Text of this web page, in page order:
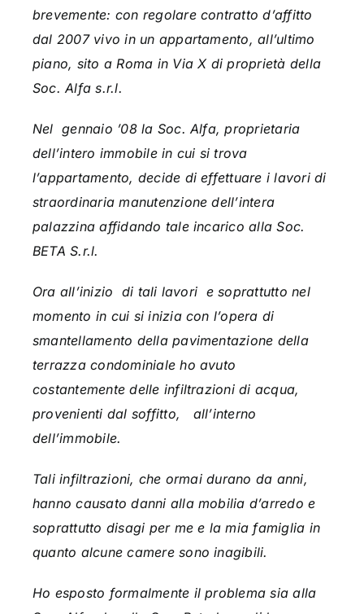
brevemente: con regolare contratto d’affitto
dal 2007 vivo in un appartamento, all’ultimo
piano, sito a Roma in Via X di proprietà della
Soc. Alfa s.r.l.
Nel gennaio ’08 la Soc. Alfa, proprietaria
dell’intero immobile in cui si trova
l’appartamento, decide di effettuare i lavori di
straordinaria manutenzione dell’intera
palazzina affidando tale incarico alla Soc.
BETA S.r.l.
Ora all’inizio di tali lavori e soprattutto nel
momento in cui si inizia con l’opera di
smantellamento della pavimentazione della
terrazza condominiale ho avuto
costantemente delle infiltrazioni di acqua,
provenienti dal soffitto, all’interno
dell’immobile.
Tali infiltrazioni, che ormai durano da anni,
hanno causato danni alla mobilia d’arredo e
soprattutto disagi per me e la mia famiglia in
quanto alcune camere sono inagibili.
Ho esposto formalmente il problema sia alla